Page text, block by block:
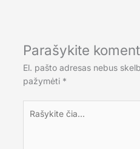
Parašykite
El. pašto adresas nebus
pažymėti *
čia...